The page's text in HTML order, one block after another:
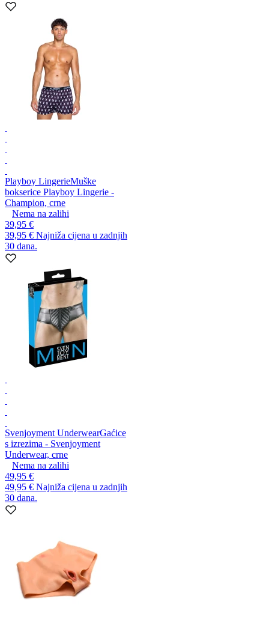
Playboy LingerieMuške
bokserice Playboy Lingerie -
Champion, crne
Nema na zalihi
39,95 €
39,95 € Najniža cijena u zadnjih
30 dana.
Svenjoyment UnderwearGaćice
s izrezima - Svenjoyment
Underwear, crne
Nema na zalihi
49,95 €
49,95 € Najniža cijena u zadnjih
30 dana.